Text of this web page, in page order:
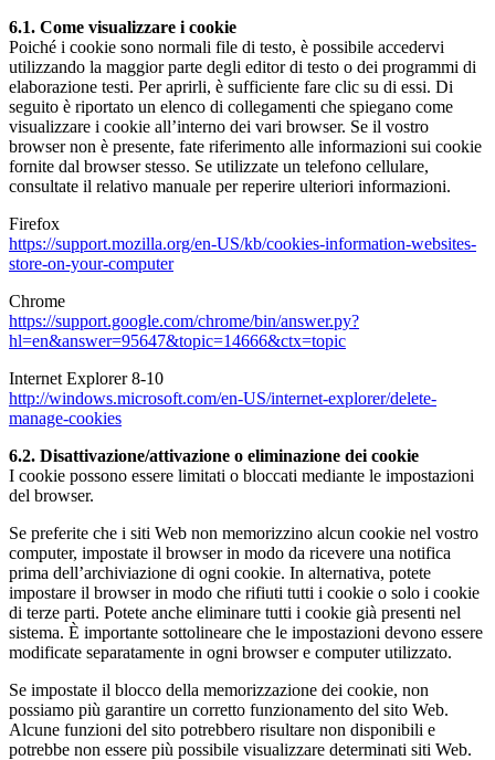
6.1. Come visualizzare i cookie
Poiché i cookie sono normali file di testo, è possibile accedervi
utilizzando la maggior parte degli editor di testo o dei programmi di
elaborazione testi. Per aprirli, è sufficiente fare clic su di essi. Di
seguito è riportato un elenco di collegamenti che spiegano come
visualizzare i cookie all’interno dei vari browser. Se il vostro
browser non è presente, fate riferimento alle informazioni sui cookie
fornite dal browser stesso. Se utilizzate un telefono cellulare,
consultate il relativo manuale per reperire ulteriori informazioni.
Firefox
https://support.mozilla.org/en-US/kb/cookies-information-websites-
store-on-your-computer
Chrome
https://support.google.com/chrome/bin/answer.py?
hl=en&answer=95647&topic=14666&ctx=topic
Internet Explorer 8-10
http://windows.microsoft.com/en-US/internet-explorer/delete-
manage-cookies
6.2. Disattivazione/attivazione o eliminazione dei cookie
I cookie possono essere limitati o bloccati mediante le impostazioni
del browser.
Se preferite che i siti Web non memorizzino alcun cookie nel vostro
computer, impostate il browser in modo da ricevere una notifica
prima dell’archiviazione di ogni cookie. In alternativa, potete
impostare il browser in modo che rifiuti tutti i cookie o solo i cookie
di terze parti. Potete anche eliminare tutti i cookie già presenti nel
sistema. È importante sottolineare che le impostazioni devono essere
modificate separatamente in ogni browser e computer utilizzato.
Se impostate il blocco della memorizzazione dei cookie, non
possiamo più garantire un corretto funzionamento del sito Web.
Alcune funzioni del sito potrebbero risultare non disponibili e
potrebbe non essere più possibile visualizzare determinati siti Web.